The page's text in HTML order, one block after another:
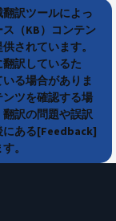
訳ツールによっ
（KB）コンテン
されています。
訳しているた
る場合がありま
ツを確認する場
訳の問題や誤訳
にある[Feedback]
。